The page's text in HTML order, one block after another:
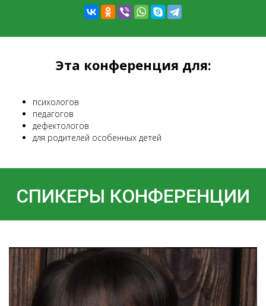
Эта конференция для:
психологов
педагогов
дефектологов
для родителей особенных детей
СПИКЕРЫ КОНФЕРЕНЦИИ